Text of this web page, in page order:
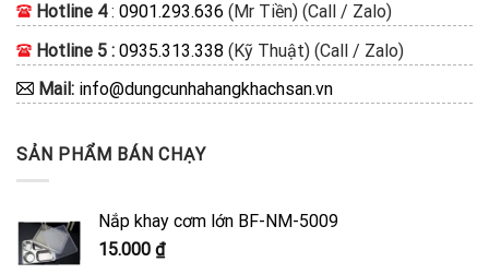
Hotline 4: 0901.293.636 (Mr Tiền) (Call / Zalo)
Hotline 5 : 0935.313.338 (Kỹ Thuật) (Call / Zalo)
Mail: info@dungcunhahangkhachsan.vn
SẢN PHẨM BÁN CHẠY
Nắp khay cơm lớn BF-NM-5009
15.000 ₫